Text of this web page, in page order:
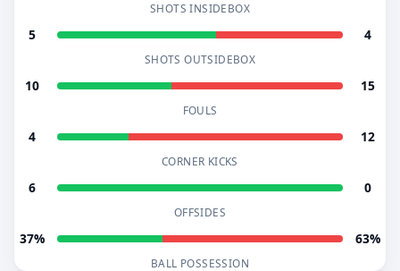
SHOTS INSIDEBOX
5 4
SHOTS OUTSIDEBOX
10 15
FOULS
4 12
CORNER KICKS
6 0
OFFSIDES
37% 63%
BALL POSSESSION